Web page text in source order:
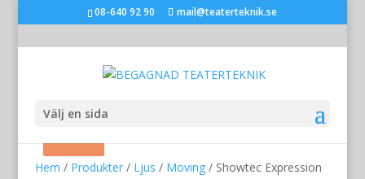
08-640 92 90 mail@teaterteknik.se
Välj en sida
Hem / Produkter/ Ljus / Moving/ Showtec Expression